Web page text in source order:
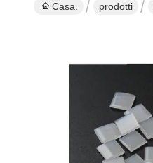
Casa. prodotti